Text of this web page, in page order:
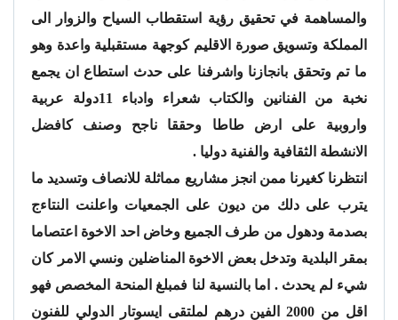
والمساهمة في تحقيق رؤية استقطاب السياح والزوار الى
المملكة وتسويق صورة الاقليم كوجهة مستقبلية واعدة وهو
ما تم وتحقق بانجازنا واشرفنا على حدث استطاع ان يجمع
نخبة من الفنانين والكتاب شعراء وادباء 11دولة عربية
واروبية على ارض طاطا وحققا ناجح وصنف كافضل
الانشطة الثقافية والفنية دوليا .
انتظرنا كغيرنا ممن انجز مشاريع مماثلة للانصاف وتسديد ما
يترب على دلك من ديون على الجمعيات واعلنت النتاءج
بصدمة ودهول من طرف الجميع وخاض احد الاخوة اعتصاما
بمقر البلدية وتدخل بعض الاخوة المناضلين ونسي الامر كان
شيء لم يحدث . اما بالنسية لنا فمبلغ المنحة المخصص فهو
اقل من 2000 الفين درهم لملتقى ايسوتار الدولي للفنون